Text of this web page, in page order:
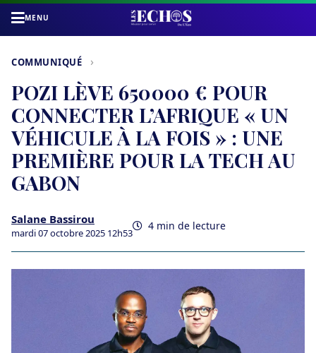
MENU
COMMUNIQUÉ ›
POZI LÈVE 650 000 € POUR
CONNECTER L’AFRIQUE « UN
VÉHICULE À LA FOIS » : UNE
PREMIÈRE POUR LA TECH AU
GABON
Salane Bassirou
mardi 07 octobre 2025 12h53
4 min de lecture